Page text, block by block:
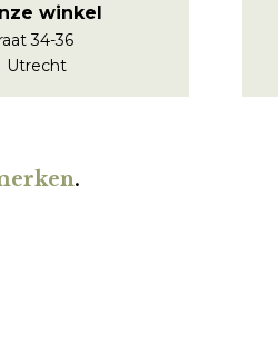
winkel
34-36
Utrecht
.